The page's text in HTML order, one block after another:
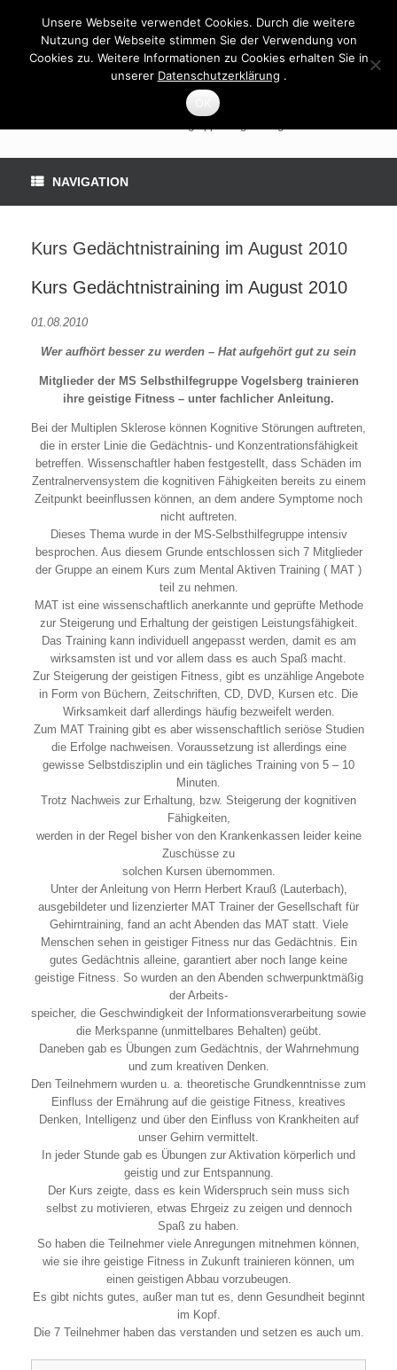
NAVIGATION
Kurs Gedächtnistraining im August 2010
Kurs Gedächtnistraining im August 2010
01.08.2010
Wer aufhört besser zu werden – Hat aufgehört gut zu sein
Mitglieder der MS Selbsthilfegruppe Vogelsberg trainieren
ihre geistige Fitness – unter fachlicher Anleitung.
Bei der Multiplen Sklerose können Kognitive Störungen auftreten,
die in erster Linie die Gedächtnis- und Konzentrationsfähigkeit
betreffen. Wissenschaftler haben festgestellt, dass Schäden im
Zentralnervensystem die kognitiven Fähigkeiten bereits zu einem
Zeitpunkt beeinflussen können, an dem andere Symptome noch
nicht auftreten.
Dieses Thema wurde in der MS-Selbsthilfegruppe intensiv
besprochen. Aus diesem Grunde entschlossen sich 7 Mitglieder
der Gruppe an einem Kurs zum Mental Aktiven Training ( MAT )
teil zu nehmen.
MAT ist eine wissenschaftlich anerkannte und geprüfte Methode
zur Steigerung und Erhaltung der geistigen Leistungsfähigkeit.
Das Training kann individuell angepasst werden, damit es am
wirksamsten ist und vor allem dass es auch Spaß macht.
Zur Steigerung der geistigen Fitness, gibt es unzählige Angebote
in Form von Büchern, Zeitschriften, CD, DVD, Kursen etc. Die
Wirksamkeit darf allerdings häufig bezweifelt werden.
Zum MAT Training gibt es aber wissenschaftlich seriöse Studien
die Erfolge nachweisen. Voraussetzung ist allerdings eine
gewisse Selbstdisziplin und ein tägliches Training von 5 – 10
Minuten.
Trotz Nachweis zur Erhaltung, bzw. Steigerung der kognitiven
Fähigkeiten,
werden in der Regel bisher von den Krankenkassen leider keine
Zuschüsse zu
solchen Kursen übernommen.
Unter der Anleitung von Herrn Herbert Krauß (Lauterbach),
ausgebildeter und lizenzierter MAT Trainer der Gesellschaft für
Gehirntraining, fand an acht Abenden das MAT statt. Viele
Menschen sehen in geistiger Fitness nur das Gedächtnis. Ein
gutes Gedächtnis alleine, garantiert aber noch lange keine
geistige Fitness. So wurden an den Abenden schwerpunktmäßig
der Arbeits-
speicher, die Geschwindigkeit der Informationsverarbeitung sowie
die Merkspanne (unmittelbares Behalten) geübt.
Daneben gab es Übungen zum Gedächtnis, der Wahrnehmung
und zum kreativen Denken.
Den Teilnehmern wurden u. a. theoretische Grundkenntnisse zum
Einfluss der Ernährung auf die geistige Fitness, kreatives
Denken, Intelligenz und über den Einfluss von Krankheiten auf
unser Gehirn vermittelt.
In jeder Stunde gab es Übungen zur Aktivation körperlich und
geistig und zur Entspannung.
Der Kurs zeigte, dass es kein Widerspruch sein muss sich
selbst zu motivieren, etwas Ehrgeiz zu zeigen und dennoch
Spaß zu haben.
So haben die Teilnehmer viele Anregungen mitnehmen können,
wie sie ihre geistige Fitness in Zukunft trainieren können, um
einen geistigen Abbau vorzubeugen.
Es gibt nichts gutes, außer man tut es, denn Gesundheit beginnt
im Kopf.
Die 7 Teilnehmer haben das verstanden und setzen es auch um.
Unsere Webseite verwendet Cookies. Durch die weitere
Nutzung der Webseite stimmen Sie der Verwendung von
Cookies zu. Weitere Informationen zu Cookies erhalten Sie in
unserer Datenschutzerklärung .